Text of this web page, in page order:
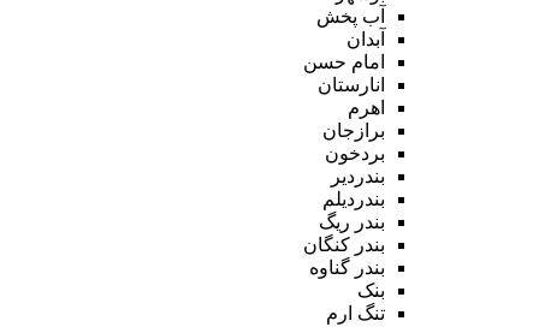
آب پخش
آبدان
امام حسن
انارستان
اهرم
برازجان
بردخون
بندردیر
بندردیلم
بندر ریگ
بندر کنگان
بندر گناوه
بنک
تنگ ارم